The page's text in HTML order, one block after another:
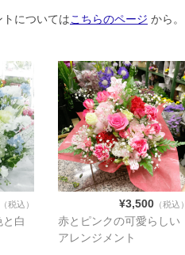
についてはこちらのページ から。
（税込）
と白
¥3,500 （税込）
赤とピンクの可愛らしい
アレンジメント